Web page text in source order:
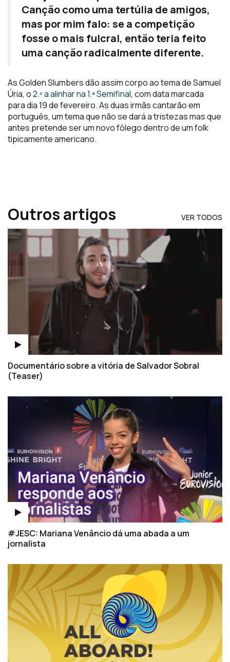
Canção como uma tertúlia de amigos,
mas por mim falo: se a competição
fosse o mais fulcral, então teria feito
uma canção radicalmente diferente.
As Golden Slumbers dão assim corpo ao tema de Samuel
Úria, o2.º a alinhar na 1.ª Semifinal, com data marcada
para dia 19 de fevereiro. As duas irmãs cantarão em
português, um tema que não se dará a tristezas mas que
antes pretende ser um novo fôlego dentro de um folk
tipicamente americano.
Outros artigos VER TODOS
Documentário sobre a vitória de Salvador Sobral
(Teaser)
#JESC: Mariana Venâncio dá uma abada a um
jornalista